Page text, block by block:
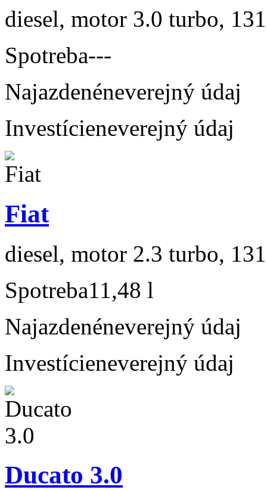
diesel, motor 3.0 turbo,
Spotreba---
Najazdenéneverejný údaj
Investícieneverejný údaj
Fiat
diesel, motor 2.3 turbo,
Spotreba11,48 l
Najazdenéneverejný údaj
Investícieneverejný údaj
Ducato 3.0